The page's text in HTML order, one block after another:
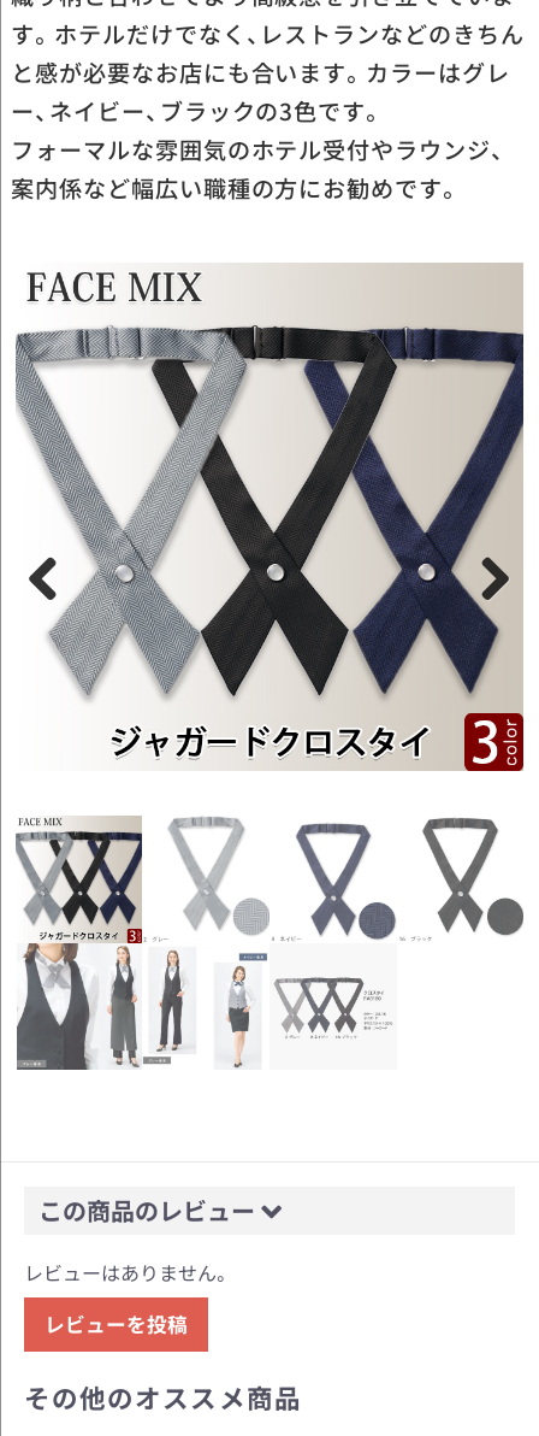
す。ホテルだけでなく、レストランなどのきちん
と感が必要なお店にも合います。カラーはグレ
ー、ネイビー、ブラックの3色です。
フォーマルな雰囲気のホテル受付やラウンジ、
案内係など幅広い職種の方にお勧めです。
Previous Next
この商品のレビュー
レビューはありません。
レビューを投稿
その他のオススメ商品